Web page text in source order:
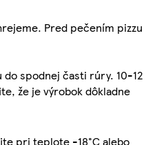
Pred pečením pizzu
do spodnej časti rúry. 10-12
že je výrobok dôkladne
pri teplote -18°C alebo